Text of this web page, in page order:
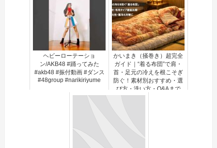
ヘビーローテーショ
ン/AKB48 #踊ってみた
#akb48 #振付動画 #ダンス
#48group #narikiriyume
かいまき（掻巻き）超完全
ガイド｜“着る布団”で肩・
首・足元の冷えを根こそぎ
防ぐ！素材別おすすめ・選
び方・洗い方・Q&Aまで